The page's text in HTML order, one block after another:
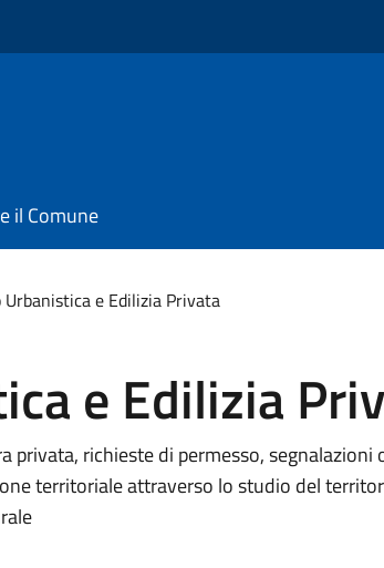
il Comune
Urbanistica e Edilizia Privata
e Edilizia
privata, richieste di permesso, segnalazioni
territoriale attraverso lo studio del